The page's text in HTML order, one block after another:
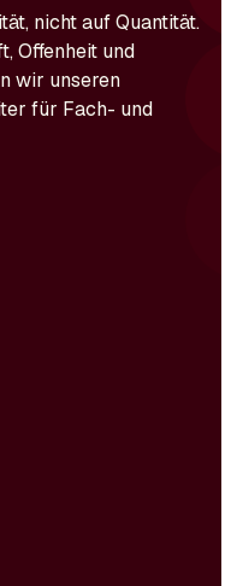
nicht auf Quantität.
Offenheit und
wir unseren
für Fach- und